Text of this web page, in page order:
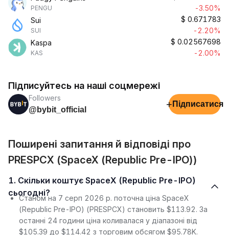
PENGU
-3.50%
Sui
SUI
$ 0.671783
-2.20%
Kaspa
KAS
$ 0.02567698
-2.00%
Підписуйтесь на наші соцмережі
Followers
@bybit_official
+ Підписатися
Поширені запитання й відповіді про
PRESPCX (SpaceX (Republic Pre-IPO))
1. Скільки коштує SpaceX (Republic Pre-IPO)
сьогодні?
Станом на 7 серп 2026 р. поточна ціна SpaceX
(Republic Pre-IPO) (PRESPCX) становить $113.92. За
останні 24 години ціна коливалася у діапазоні від
$105.39 до $114.42 з торговим обсягом $95.78K.